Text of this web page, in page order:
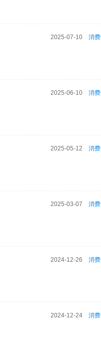
2025-07-10 消费
2025-06-10 消费
2025-05-12 消费
2025-03-07 消费
2024-12-26 消费
2024-12-24 消费